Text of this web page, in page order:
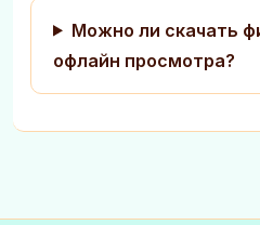
Можно ли скачать
офлайн просмотра?